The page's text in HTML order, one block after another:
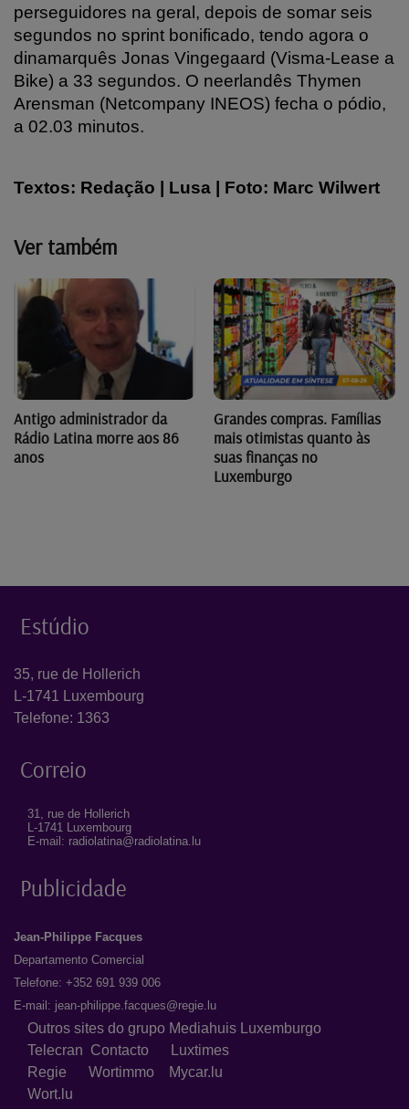
perseguidores na geral, depois de somar seis
segundos no sprint bonificado, tendo agora o
dinamarquês Jonas Vingegaard (Visma-Lease a
Bike) a 33 segundos. O neerlandês Thymen
Arensman (Netcompany INEOS) fecha o pódio,
a 02.03 minutos.
Textos: Redação | Lusa | Foto: Marc Wilwert
Ver também
Antigo administrador da
Rádio Latina morre aos 86
anos
Grandes compras. Famílias
mais otimistas quanto às
suas finanças no
Luxemburgo
Estúdio
35, rue de Hollerich
L-1741 Luxembourg
Telefone: 1363
Correio
31, rue de Hollerich
L-1741 Luxembourg
E-mail: radiolatina@radiolatina.lu
Publicidade
Jean-Philippe Facques
Departamento Comercial
Telefone: +352 691 939 006
E-mail: jean-philippe.facques@regie.lu
Outros sites do grupo Mediahuis Luxemburgo
Telecran Contacto
Luxtimes
Regie Wortimmo
Mycar.lu
Wort.lu